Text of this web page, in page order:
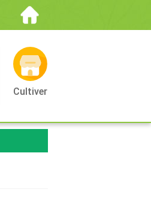
Cultiver